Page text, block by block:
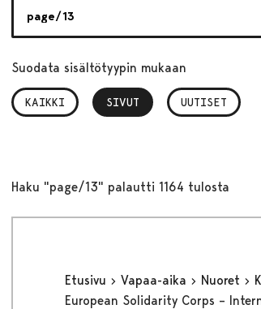
Suodata sisältötyypin mukaan
KAIKKI SIVUT
, VALITTU UUTISET
Haku "page/13" palautti 1164 tulosta
Etusivu Vapaa-aika Nuoret
European Solidarity Corps –